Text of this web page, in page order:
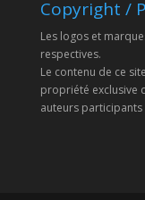
Copyright /
Les logos et
respectives.
Le contenu de ce
propriété exclusive
auteurs participants